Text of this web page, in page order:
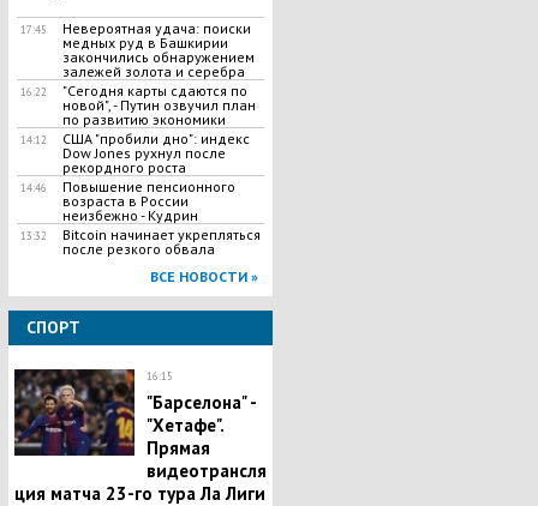
17:45
Невероятная удача: поиски
медных руд в Башкирии
закончились обнаружением
залежей золота и серебра
16:22
"Сегодня карты сдаются по
новой", - Путин озвучил план
по развитию экономики
14:12
CША "пробили дно": индекс
Dow Jones рухнул после
рекордного роста
14:46
Повышение пенсионного
возраста в России
неизбежно - Кудрин
13:32
Bitcoin начинает укрепляться
после резкого обвала
ВСЕ НОВОСТИ »
СПОРТ
16:15
"Барселона" -
"Хетафе".
Прямая
видеотрансля
ция матча 23-го тура Ла Лиги